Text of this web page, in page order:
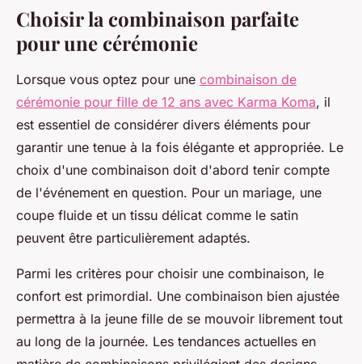
Choisir la combinaison parfaite
pour une cérémonie
Lorsque vous optez pour une combinaison de
cérémonie pour fille de 12 ans avec Karma Koma, il
est essentiel de considérer divers éléments pour
garantir une tenue à la fois élégante et appropriée. Le
choix d'une combinaison doit d'abord tenir compte
de l'événement en question. Pour un mariage, une
coupe fluide et un tissu délicat comme le satin
peuvent être particulièrement adaptés.
Parmi les critères pour choisir une combinaison, le
confort est primordial. Une combinaison bien ajustée
permettra à la jeune fille de se mouvoir librement tout
au long de la journée. Les tendances actuelles en